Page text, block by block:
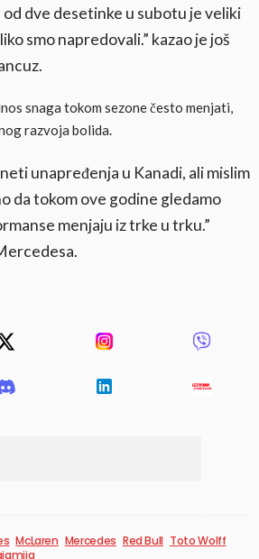
od dve desetinke u subotu je veliki
smo napredovali.” kazao je još
snaga tokom sezone često menjati,
razvoja bolida.
unapređenja u Kanadi, ali mislim
da tokom ove godine gledamo
menjaju iz trke u trku.”
McLaren Mercedes Red Bull Toto Wolff